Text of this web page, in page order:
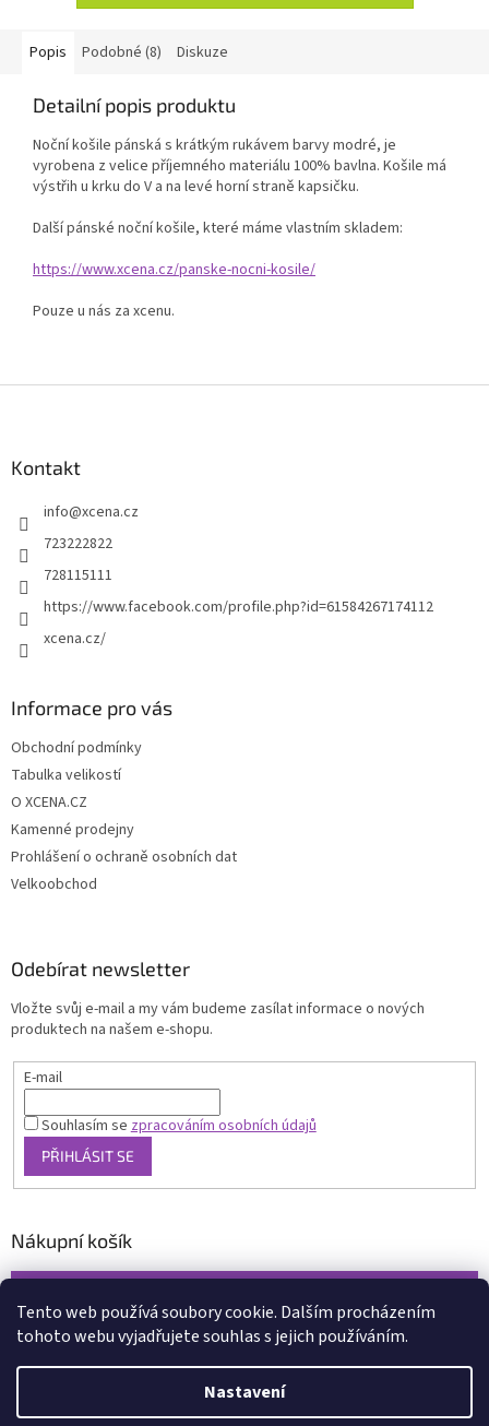
Tento web používá soubory cookie. Dalším procházením
tohoto webu vyjadřujete souhlas s jejich používáním.
Nastavení
Popis Podobné (8) Diskuze
Detailní popis produktu
Noční košile pánská s krátkým rukávem barvy modré, je
vyrobena z velice příjemného materiálu 100% bavlna. Košile má
výstřih u krku do V a na levé horní straně kapsičku.
Další pánské noční košile, které máme vlastním skladem:
https://www.xcena.cz/panske-nocni-kosile/
Pouze u nás za xcenu.
Kontakt
info@xcena.cz
723222822
728115111
https://www.facebook.com/profile.php?id=61584267174112
xcena.cz/
Informace pro vás
Obchodní podmínky
Tabulka velikostí
O XCENA.CZ
Kamenné prodejny
Prohlášení o ochraně osobních dat
Velkoobchod
Odebírat newsletter
Vložte svůj e-mail a my vám budeme zasílat informace o nových
produktech na našem e-shopu.
E-mail
Souhlasím sezpracováním osobních údajů
PŘIHLÁSIT SE
Nákupní košík
Vytvořil Shoptet